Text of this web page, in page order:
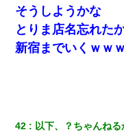
そうしようかな
とりま店名忘れた
新宿までいくｗｗ
42 以下、？ちゃんね